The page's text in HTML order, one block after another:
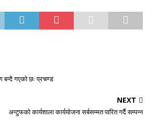
बन्दै गएको छः प्रचण्ड
NEXT
अन्टुफको कार्यशाला कार्ययोजना सर्बसम्मत पारित गर्दै सम्पन्न